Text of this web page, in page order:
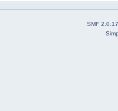
SMF 2.0.17